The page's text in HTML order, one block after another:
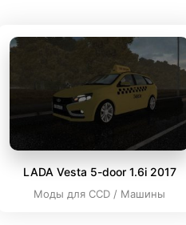
LADA Vesta 5-door 1.6i 2017
Моды для CCD / Машины